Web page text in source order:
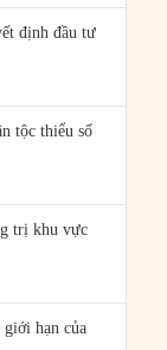
định đầu tư
tộc thiểu số
trị khu vực
hạn của